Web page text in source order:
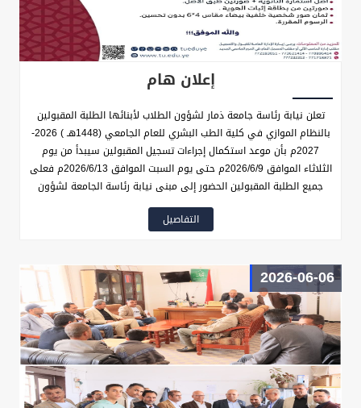
إعلان هام
تعلن نيابة رئاسة جامعة ذمار لشؤون الطلاب لأبنائها الطلبة المقبولين
بالنظام الموازي في كلية الطب البشري للعام الجامعي (1448هـ ) 2026-
2027م بأن موعد استكمال إجراءات تسجيل المقبولين سيبدأ من يوم
الثلاثاء الموافق 2026/6/9م حتى يوم السبت الموافق 2026/6/13م فعلى
جميع الطلبة المقبولين الحضور إلى مبنى نيابة رئاسة الجامعة لشؤون
الطلاب لاستكمال إجراءات قبولهم خلال الفترة المحددة للاستكمال وفي
حال عدم حضور الطالب في الموعد المحدد سيتم استبداله بطالب آخر وفق
التفاصيل
2026-06-06